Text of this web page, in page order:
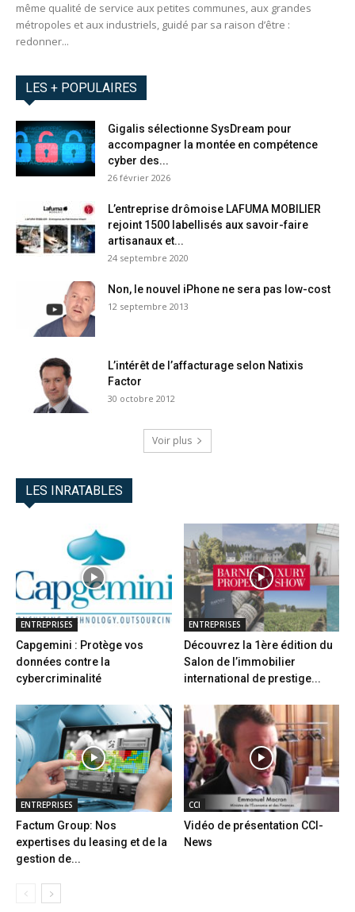
même qualité de service aux petites communes, aux grandes
métropoles et aux industriels, guidé par sa raison d’être :
redonner...
LES + POPULAIRES
Gigalis sélectionne SysDream pour
accompagner la montée en compétence
cyber des...
26 février 2026
L’entreprise drômoise LAFUMA MOBILIER
rejoint 1500 labellisés aux savoir-faire
artisanaux et...
24 septembre 2020
Non, le nouvel iPhone ne sera pas low-cost
12 septembre 2013
L’intérêt de l’affacturage selon Natixis
Factor
30 octobre 2012
Voir plus
LES INRATABLES
ENTREPRISES
Capgemini : Protège vos
données contre la
cybercriminalité
ENTREPRISES
Découvrez la 1ère édition du
Salon de l’immobilier
international de prestige...
ENTREPRISES
Factum Group: Nos
expertises du leasing et de la
gestion de...
CCI
Vidéo de présentation CCI-
News